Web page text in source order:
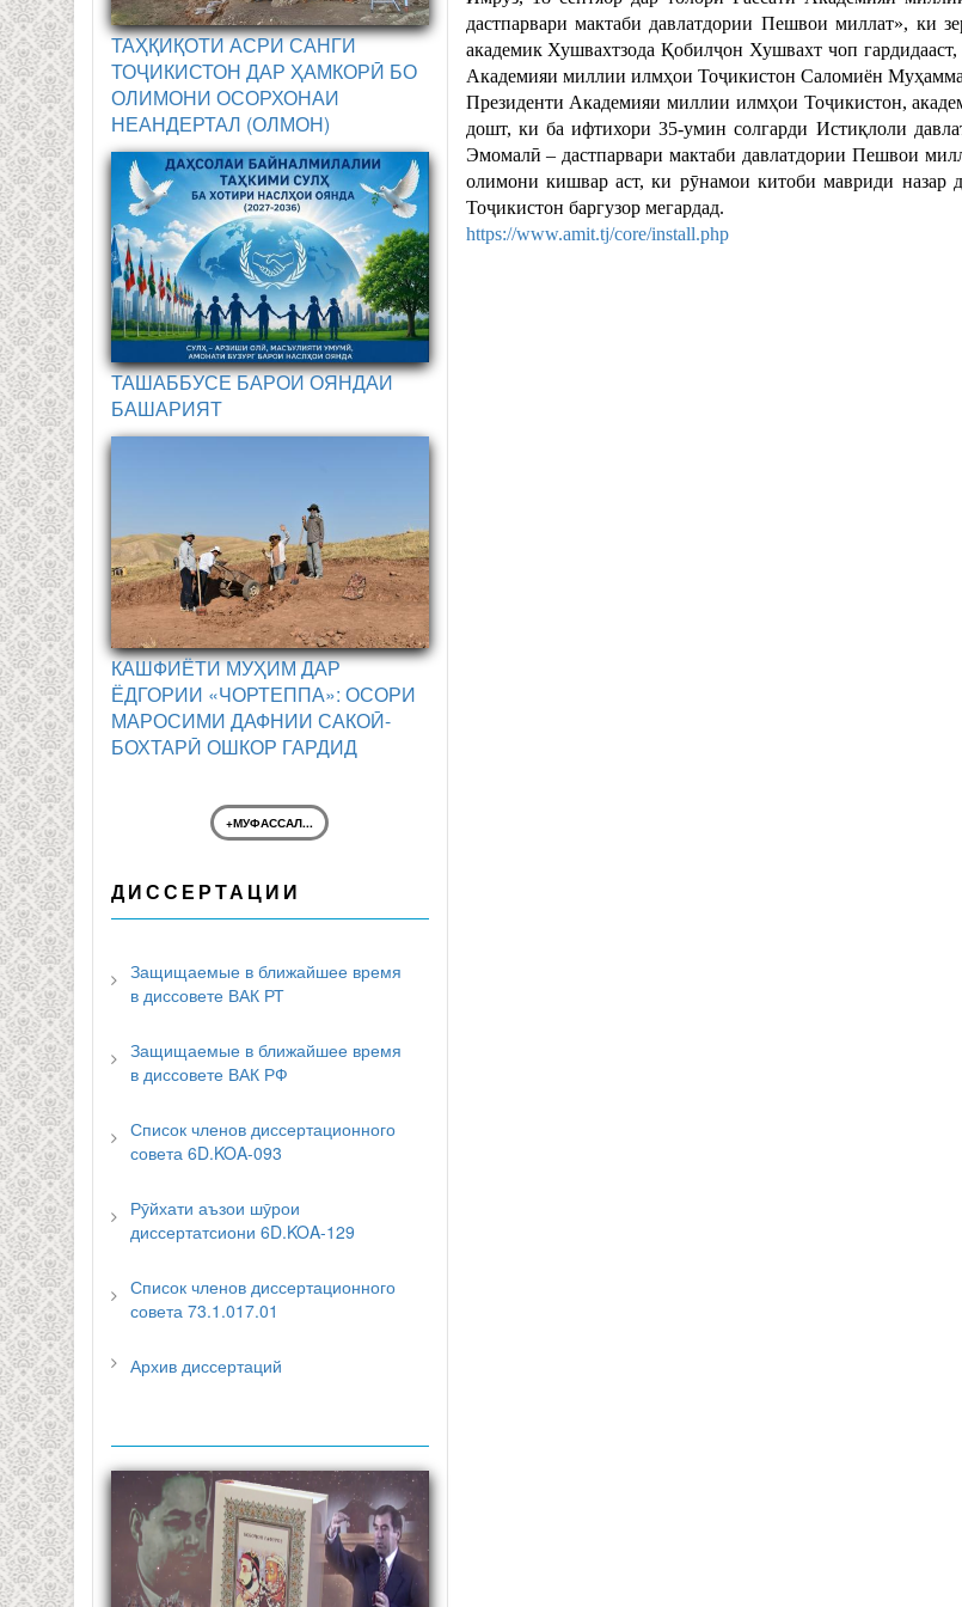
дастпарвари мактаби давлатдории Пешвои миллат», ки
академик Хушвахтзода Қобилҷон Хушвахт чоп
Академияи миллии илмҳои Тоҷикистон Саломиён
Президенти Академияи миллии илмҳои Тоҷикистон,
дошт, ки ба ифтихори 35-умин солгарди Истиқлоли
Эмомалӣ – дастпарвари мактаби давлатдории Пешвои
олимони кишвар аст, ки рӯнамои китоби мавриди
Тоҷикистон баргузор мегардад.
https://www.amit.tj/core/install.php
ТАҲҚИҚОТИ АСРИ САНГИ
ТОҶИКИСТОН ДАР ҲАМКОРӢ БО
ОЛИМОНИ ОСОРХОНАИ
НЕАНДЕРТАЛ (ОЛМОН)
ТАШАББУСЕ БАРОИ ОЯНДАИ
БАШАРИЯТ
КАШФИЁТИ МУҲИМ ДАР
ЁДГОРИИ «ЧОРТЕППА»: ОСОРИ
МАРОСИМИ ДАФНИИ САКОӢ-
БОХТАРӢ ОШКОР ГАРДИД
+МУФАССАЛ...
ДИССЕРТАЦИИ
Защищаемые в ближайшее время
в диссовете ВАК РТ
Защищаемые в ближайшее время
в диссовете ВАК РФ
Список членов диссертационного
совета 6D.KOA-093
Рӯйхати аъзои шӯрои
диссертатсиони 6D.KOA-129
Список членов диссертационного
совета 73.1.017.01
Архив диссертаций